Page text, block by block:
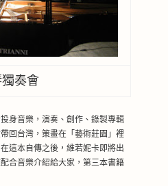
奏會
身音樂，演奏、創作、錄製專輯
回台灣， 策畫在「藝術莊園」裡
在這本自傳之後， 維若妮卡即將出
合音樂介紹給大家，第三本書籍